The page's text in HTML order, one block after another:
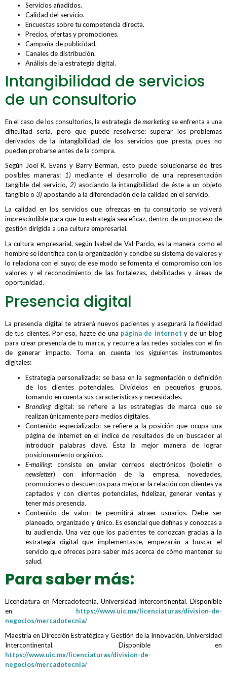
Servicios añadidos.
Calidad del servicio.
Encuestas sobre tu competencia directa.
Precios, ofertas y promociones.
Campaña de publicidad.
Canales de distribución.
Análisis de la estrategia digital.
Intangibilidad de servicios
de un consultorio
En el caso de los consultorios, la estrategia demarketingse enfrenta a una
dificultad seria, pero que puede resolverse: superar los problemas
derivados de la intangibilidad de los servicios que presta, pues no
pueden probarse antes de la compra.
Según Joel R. Evans y Barry Berman, esto puede solucionarse de tres
posibles maneras:
1) mediante el desarrollo de una representación
tangible del servicio, 2) asociando la intangibilidad de éste a un objeto
tangible o 3) apostando a la diferenciación de la calidad en el servicio.
La calidad en los servicios que ofrezcas en tu consultorio se volverá
imprescindible para que tu estrategia sea eficaz, dentro de un proceso de
gestión dirigida a una cultura empresarial.
La cultura empresarial, según Isabel de Val-Pardo, es la manera como el
hombre se identifica con la organización y concibe su sistema de valores y
lo relaciona con el suyo; de ese modo se fomenta el compromiso con los
valores y el reconocimiento de las fortalezas, debilidades y áreas de
oportunidad.
Presencia digital
La presencia digital te atraerá nuevos pacientes y asegurará la fidelidad
de tus clientes. Por eso, hazte de una página de internet y de un blog
para crear presencia de tu marca, y recurre a las redes sociales con el fin
de generar impacto. Toma en cuenta los siguientes instrumentos
digitales:
Estrategia personalizada: se basa en la segmentación o definición
de los clientes potenciales. Divídelos en pequeños grupos,
tomando en cuenta sus características y necesidades.
Brandingdigital: se refiere a las estrategias de marca que se
realizan únicamente para medios digitales.
Contenido especializado: se refiere a la posición que ocupa una
página de internet en el índice de resultados de un buscador al
introducir palabras clave. Ésta la mejor manera de lograr
posicionamiento orgánico.
E-mailing: consiste en enviar correos electrónicos (boletín o
newsletter) con información de la empresa, novedades,
promociones o descuentos para mejorar la relación con clientes ya
captados y con clientes potenciales, fidelizar, generar ventas y
tener más presencia.
Contenido de valor: te permitirá atraer usuarios. Debe ser
planeado, organizado y único. Es esencial que definas y conozcas a
tu audiencia. Una vez que los pacientes te conozcan gracias a la
estrategia digital que implementaste, empezarán a buscar el
servicio que ofreces para saber más acerca de cómo mantener su
salud.
Para saber más:
Licenciatura en Mercadotecnia, Universidad Intercontinental. Disponible
en https://www.uic.mx/licenciaturas/division-de-
negocios/mercadotecnia/
Maestría en Dirección Estratégica y Gestión de la Innovación, Universidad
Intercontinental. Disponible en
https://www.uic.mx/licenciaturas/division-de-
negocios/mercadotecnia/